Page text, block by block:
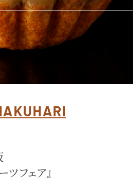
フェア』